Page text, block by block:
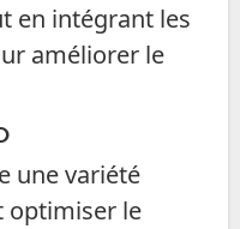
en intégrant les
améliorer le
une variété
optimiser le